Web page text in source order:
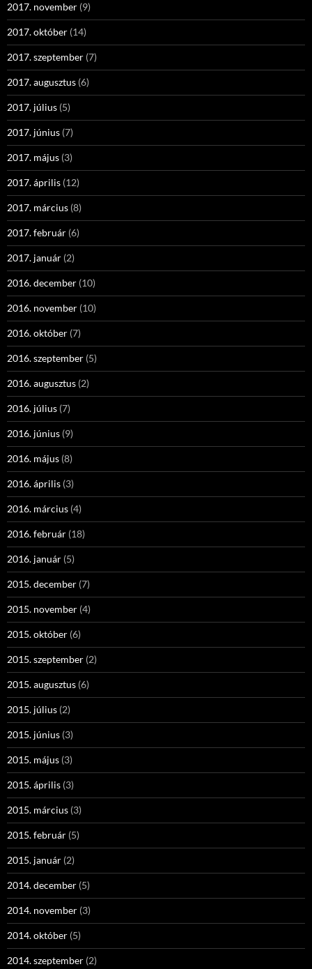
2017. november (9)
2017. október (14)
2017. szeptember (7)
2017. augusztus (6)
2017. július (5)
2017. június (7)
2017. május (3)
2017. április (12)
2017. március (8)
2017. február (6)
2017. január (2)
2016. december (10)
2016. november (10)
2016. október (7)
2016. szeptember (5)
2016. augusztus (2)
2016. július (7)
2016. június (9)
2016. május (8)
2016. április (3)
2016. március (4)
2016. február (18)
2016. január (5)
2015. december (7)
2015. november (4)
2015. október (6)
2015. szeptember (2)
2015. augusztus (6)
2015. július (2)
2015. június (3)
2015. május (3)
2015. április (3)
2015. március (3)
2015. február (5)
2015. január (2)
2014. december (5)
2014. november (3)
2014. október (5)
2014. szeptember (2)